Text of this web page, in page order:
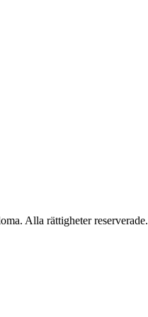
Alla rättigheter reserverade.